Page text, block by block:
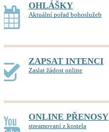
OHLÁŠKY
Aktuální pořad bohoslužeb
ZAPSAT INTENCI
Zaslat žádost online
ONLINE PŘENOSY
streamovaní z kostela